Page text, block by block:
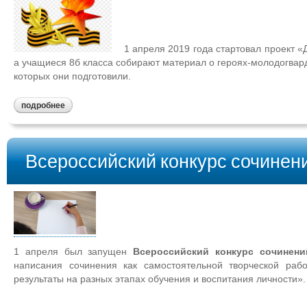
1 апреля 2019 года стартовал проект
а учащиеся 8б класса собирают материал о героях-
которых они подготовили.
подробнее
Всероссийский конкурс
1 апреля был запущен Всероссийский конкурс
написания сочинения как самостоятельной творческой
результаты на разных этапах обучения и воспитания личности».